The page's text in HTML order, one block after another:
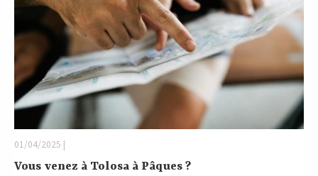
01/04/2025 |
Vous venez à Tolosa à Pâques ?